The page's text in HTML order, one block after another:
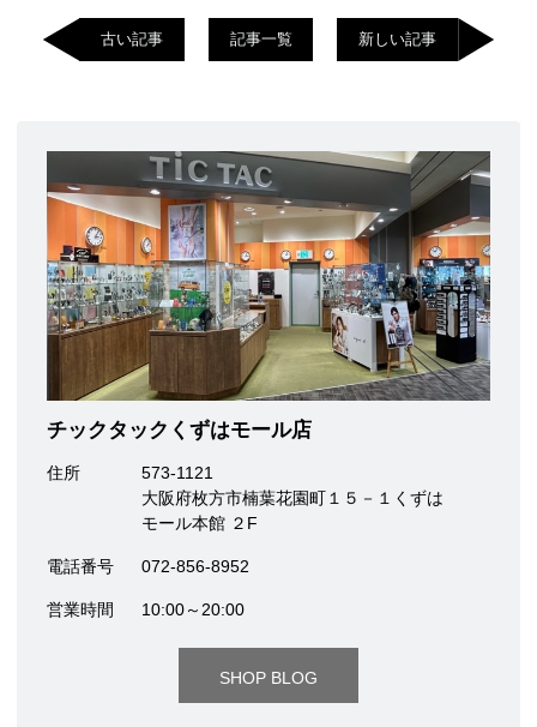
古い記事 記事一覧 新しい記事
チックタックくずはモール店
住所
573-1121
大阪府枚方市楠葉花園町１５－１くずは
モール本館 ２F
電話番号 072-856-8952
営業時間 10:00～20:00
SHOP BLOG